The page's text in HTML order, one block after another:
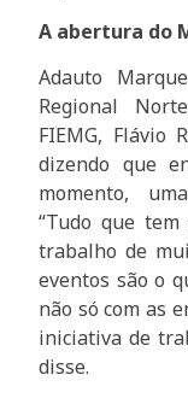
A abertura do
Adauto
Regional
FIEMG, Flávio
dizendo que
momento,
“Tudo que
trabalho de
eventos são o
não só com as
iniciativa de
disse.